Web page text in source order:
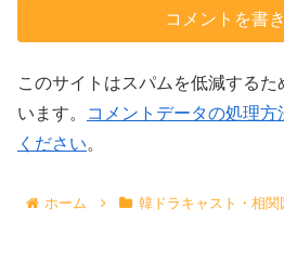
コメントを書
このサイトはスパムを低減するた
います。
コメントデータの処理
ください。
ホーム 韓ドラキャスト・相関